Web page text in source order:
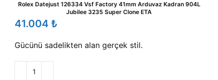
Rolex Datejust 126334 Vsf Factory 41mm Arduvaz Kadran 904L
Jubilee 3235 Super Clone ETA
₺
Gücünü sadelikten alan gerçek stil.